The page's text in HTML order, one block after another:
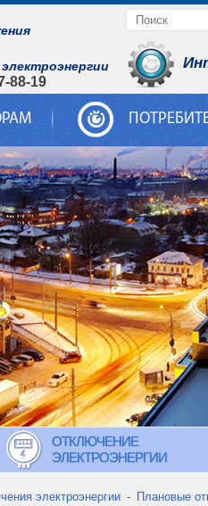
88-19
ОТКЛЮЧЕНИЕ
ЭЛЕКТРОЭНЕРГИИ
электроэнергии - Плановые